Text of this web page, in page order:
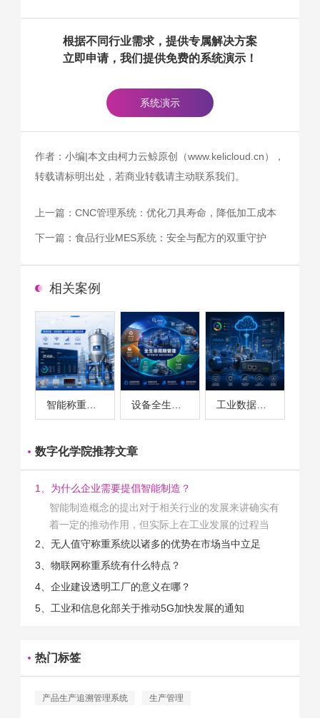
根据不同行业需求，提供专属解决方案
立即申请，我们提供免费的系统演示！
系统演示
作者：小编|本文由柯力云鲸原创（www.kelicloud.cn），
转载请标明出处，若商业转载请主动联系我们。
上一篇： CNC管理系统：优化刀具寿命，降低加工成本
下一篇： 食品行业MES系统：安全与配方的双重守护
相关案例
智能称重系统案例 设备全生命周期管理案例 工业数据采集与设备监控案例
数字化学院推荐文章
1、为什么企业需要提倡智能制造？
智能制造概念的提出对于相关行业的发展来讲确实有
着一定的推动作用，但实际上在工业发展的过程当
中，能够推动相关产业发展的具体结束是非常的多
的。那么为什么企业一定需要...
2、无人值守称重系统以诸多的优势在市场当中立足
3、物联网称重系统有什么特点？
4、企业建设透明工厂的意义在哪？
5、工业和信息化部关于推动5G加快发展的通知
热门标签
产品生产追溯管理系统 生产管理